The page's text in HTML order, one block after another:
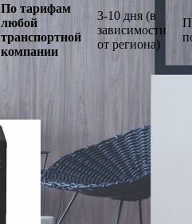
По тарифам
любой
транспортной
компании
3-10 дня (в
зависимости
от региона)